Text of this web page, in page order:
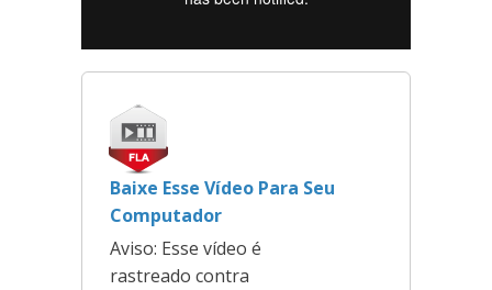
Baixe Esse Vídeo Para Seu
Computador
Aviso: Esse vídeo é
rastreado contra